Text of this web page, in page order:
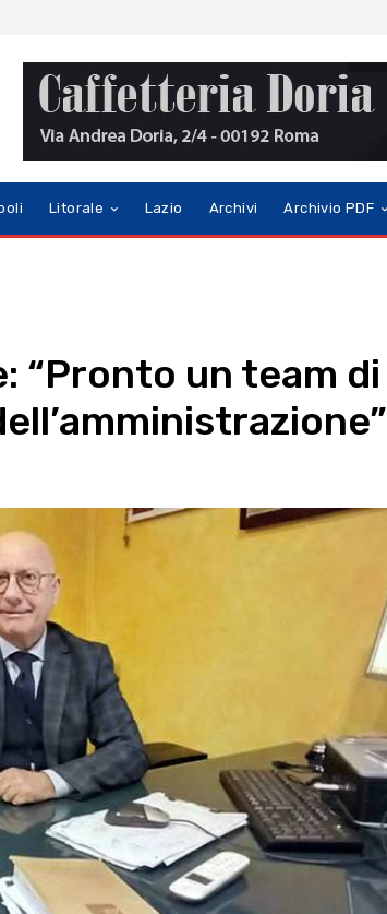
Litorale Lazio Archivi Archivio PDF
“Pronto un team di